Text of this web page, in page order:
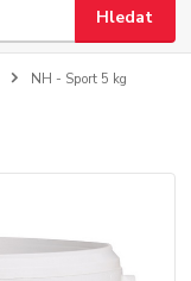
Hledat
NH - Sport 5 kg